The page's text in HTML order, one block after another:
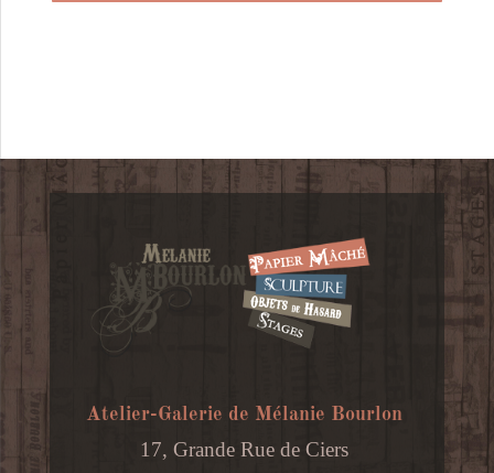
Atelier-Galerie de Mélanie Bourlon
17, Grande Rue de Ciers